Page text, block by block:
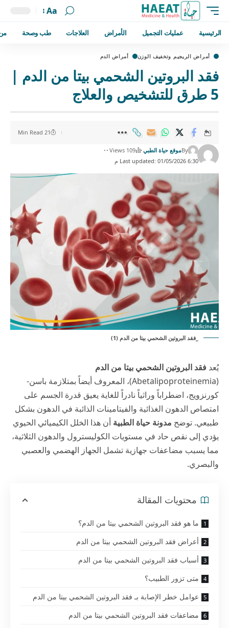
Aa
الرئيسية عمليات التجميل الأمراض العلاجات طب وصحة
أمراض الريجيم وتخفيف الوزن أمراض الدم
فقد البروتين الشحمي بيتا من الدم |
5 طرق للتشخيص والعلاج
Last updated: 01/05/2026 6:30 م
Byموقع حياة الطبي 109 Views
21 Min Read
_فقد البروتين الشحمي بيتا من الدم (1)
يُعد فقد البروتين الشحمي بيتا من الدم
(Abetalipoproteinemia)، المعروف أيضاً بمتلازمة باسن-
كورنزويج، اضطراباً وراثياً نادراً للغاية يعيق قدرة الجسم على
امتصاص الدهون الغذائية والفيتامينات الذائبة في الدهون بشكل
طبيعي. توضح مدونة حياة الطبية أن هذا الخلل الكيميائي الحيوي
يؤدي إلى نقص حاد في مستويات الكوليسترول والدهون الثلاثية،
مما يسبب مضاعفات جهازية تشمل الجهاز الهضمي والعصبي
والبصري.
محتويات المقالة
ما هو فقد البروتين الشحمي بيتا من الدم؟
أعراض فقد البروتين الشحمي بيتا من الدم
أسباب فقد البروتين الشحمي بيتا من الدم
متى تزور الطبيب؟
عوامل خطر الإصابة بـ فقد البروتين الشحمي بيتا من الدم
مضاعفات فقد البروتين الشحمي بيتا من الدم